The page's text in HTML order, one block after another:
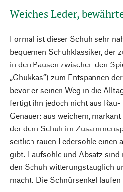
Weiches Leder,
Formal ist dieser Schuh sehr
bequemen Schuhklassiker, der
in den Pausen zwischen den
„Chukkas“) zum Entspannen
bevor er seinen Weg in die
fertigt ihn jedoch nicht aus Rau-
Genauer: aus weichem,
der dem Schuh im
seitlich rauen Ledersohle einen
gibt. Laufsohle und Absatz sind
den Schuh witterungstauglich
macht. Die Schnürsenkel laufen